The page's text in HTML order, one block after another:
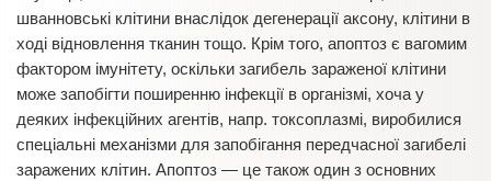
шванновські клітини внаслідок дегенерації аксону, клітини в
ході відновлення тканин тощо. Крім того, апоптоз є вагомим
фактором імунітету, оскільки загибель зараженої клітини
може запобігти поширенню інфекції в організмі, хоча у
деяких інфекційних агентів, напр. токсоплазмі, виробилися
спеціальні механізми для запобігання передчасної загибелі
заражених клітин. Апоптоз — це також один з основних